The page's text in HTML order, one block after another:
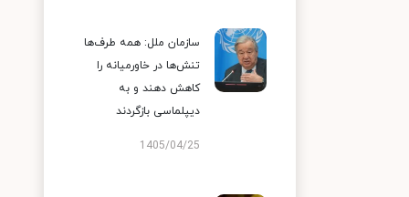
سازمان ملل: همه طرف‌ها
تنش‌ها در خاورمیانه را
کاهش دهند و به
دیپلماسی بازگردند
1405/04/25